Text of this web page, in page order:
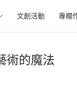
文創活動 專欄
術的魔法